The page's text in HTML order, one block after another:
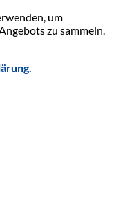
um
zu sammeln.